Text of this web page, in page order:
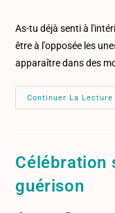
As-tu déjà senti à
être à l'opposée les
apparaître dans des
Continuer La Lecture
Célébration
guérison